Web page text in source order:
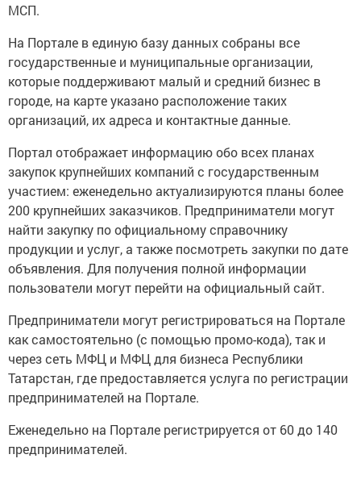
МСП.
На Портале в единую базу данных собраны все
государственные и муниципальные организации,
которые поддерживают малый и средний бизнес в
городе, на карте указано расположение таких
организаций, их адреса и контактные данные.
Портал отображает информацию обо всех планах
закупок крупнейших компаний с государственным
участием: еженедельно актуализируются планы более
200 крупнейших заказчиков. Предприниматели могут
найти закупку по официальному справочнику
продукции и услуг, а также посмотреть закупки по дате
объявления. Для получения полной информации
пользователи могут перейти на официальный сайт.
Предприниматели могут регистрироваться на Портале
как самостоятельно (с помощью промо-кода), так и
через сеть МФЦ и МФЦ для бизнеса Республики
Татарстан, где предоставляется услуга по регистрации
предпринимателей на Портале.
Еженедельно на Портале регистрируется от 60 до 140
предпринимателей.